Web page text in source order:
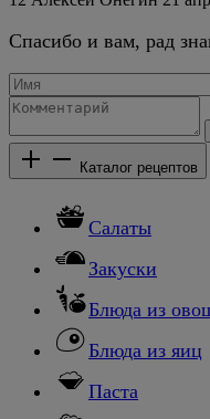
Спасибо и вам, рад
Каталог рецептов
Салаты
Закуски
Блюда из
Блюда из яиц
Паста